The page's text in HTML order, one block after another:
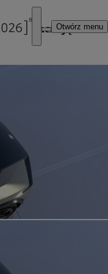
Otwórz menu
wykraczające